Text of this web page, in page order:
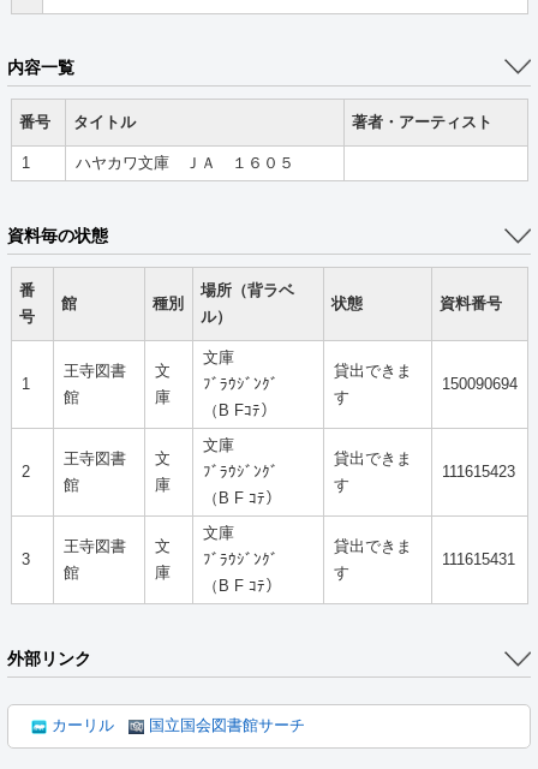
内容一覧
番号 タイトル 著者・アーティスト
1 ハヤカワ文庫 ＪＡ １６０５
資料毎の状態
番
号
館 種別
場所（背ラベ
ル）
状態 資料番号
1
王寺図書
館
文
庫
文庫
ﾌﾞﾗｳｼﾞﾝｸﾞ
（B Fｺﾃ）
貸出できま
す
150090694
2
王寺図書
館
文
庫
文庫
ﾌﾞﾗｳｼﾞﾝｸﾞ
（B F ｺﾃ）
貸出できま
す
111615423
3
王寺図書
館
文
庫
文庫
ﾌﾞﾗｳｼﾞﾝｸﾞ
（B F ｺﾃ）
貸出できま
す
111615431
外部リンク
カーリル 国立国会図書館サーチ